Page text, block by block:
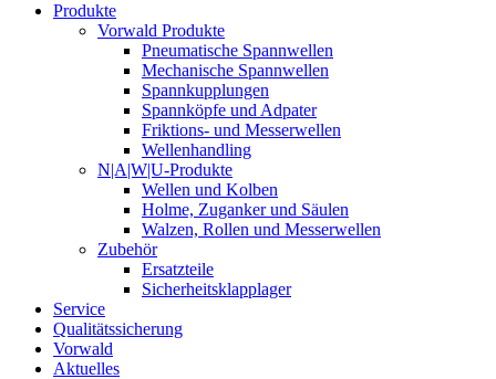
Produkte
Vorwald Produkte
Pneumatische Spannwellen
Mechanische Spannwellen
Spannkupplungen
Spannköpfe und Adpater
Friktions- und Messerwellen
Wellenhandling
N|A|W|U-Produkte
Wellen und Kolben
Holme, Zuganker und Säulen
Walzen, Rollen und Messerwellen
Zubehör
Ersatzteile
Sicherheitsklapplager
Service
Qualitätssicherung
Vorwald
Aktuelles